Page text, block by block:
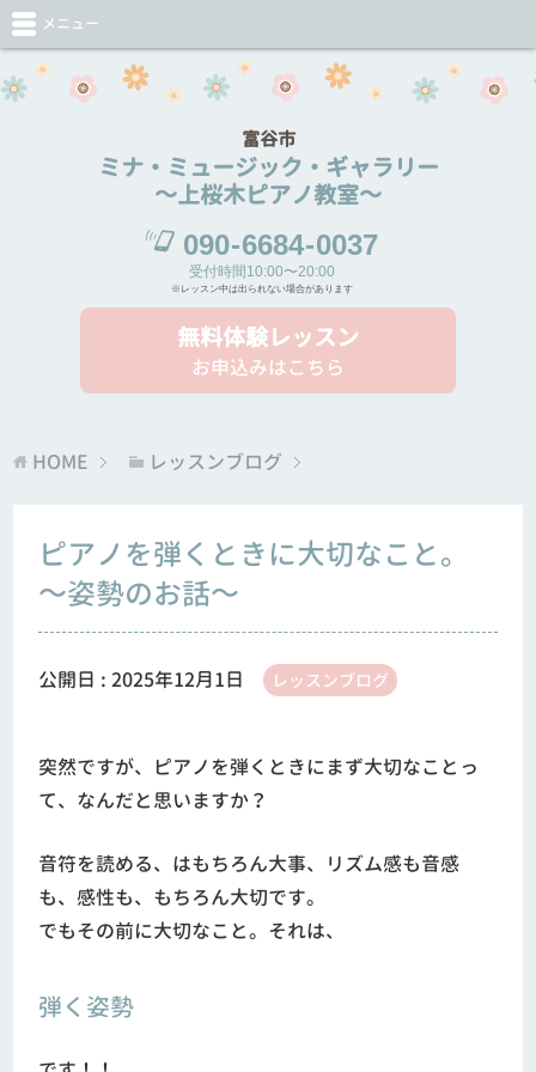
富谷市
ミナ・ミュージック・ギャラリー
～上桜木ピアノ教室～
090-6684-0037
受付時間10:00〜20:00
※レッスン中は出られない場合があります
無料体験レッスン
お申込みはこちら
メニュー
HOME レッスンブログ
ピアノを弾くときに大切なこと。
～姿勢のお話～
公開日 :2025年12月1日 レッスンブログ
突然ですが、ピアノを弾くときにまず大切なことっ
て、なんだと思いますか？
音符を読める、はもちろん大事、リズム感も音感
も、感性も、もちろん大切です。
でもその前に大切なこと。それは、
弾く姿勢